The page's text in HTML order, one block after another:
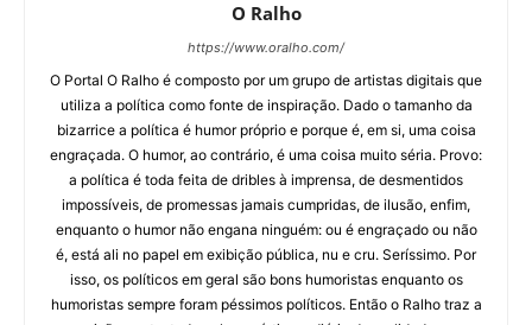
O Ralho
https://www.oralho.com/
O Portal O Ralho é composto por um grupo de artistas digitais que
utiliza a política como fonte de inspiração. Dado o tamanho da
bizarrice a política é humor próprio e porque é, em si, uma coisa
engraçada. O humor, ao contrário, é uma coisa muito séria. Provo:
a política é toda feita de dribles à imprensa, de desmentidos
impossíveis, de promessas jamais cumpridas, de ilusão, enfim,
enquanto o humor não engana ninguém: ou é engraçado ou não
é, está ali no papel em exibição pública, nu e cru. Seríssimo. Por
isso, os políticos em geral são bons humoristas enquanto os
humoristas sempre foram péssimos políticos. Então o Ralho traz a